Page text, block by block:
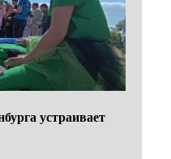
устраивает